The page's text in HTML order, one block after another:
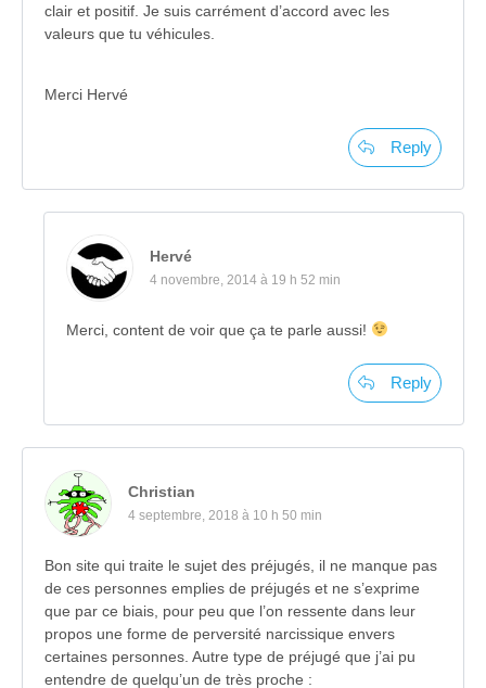
clair et positif. Je suis carrément d’accord avec les
valeurs que tu véhicules.
Merci Hervé
Reply
Hervé
4 novembre, 2014 à 19 h 52 min
Merci, content de voir que ça te parle aussi!
Reply
Christian
4 septembre, 2018 à 10 h 50 min
Bon site qui traite le sujet des préjugés, il ne manque pas
de ces personnes emplies de préjugés et ne s’exprime
que par ce biais, pour peu que l’on ressente dans leur
propos une forme de perversité narcissique envers
certaines personnes. Autre type de préjugé que j’ai pu
entendre de quelqu’un de très proche :